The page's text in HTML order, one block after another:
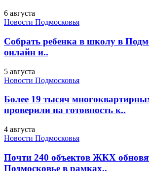
6 августа
Новости Подмосковья
Собрать ребенка в школу в
онлайн и..
5 августа
Новости Подмосковья
Более 19 тысяч
проверили на готовность к..
4 августа
Новости Подмосковья
Почти 240 объектов ЖКХ
Подмосковье в рамках..